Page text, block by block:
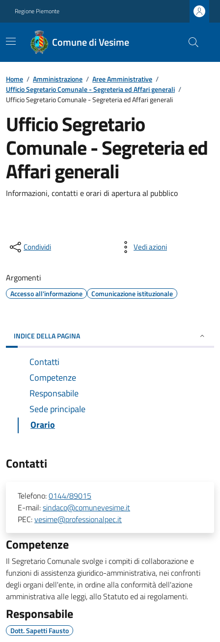
Regione Piemonte
Comune di Vesime
Home / Amministrazione / Aree Amministrative /
Ufficio Segretario Comunale - Segreteria ed Affari generali /
Ufficio Segretario Comunale - Segreteria ed Affari generali
Ufficio Segretario
Comunale - Segreteria ed
Affari generali
Informazioni, contatti e orari di apertura al pubblico
Condividi Vedi azioni
Argomenti
Accesso all'informazione Comunicazione istituzionale
INDICE DELLA PAGINA
Contatti
Competenze
Responsabile
Sede principale
Orario
Contatti
Telefono:0144/89015
E-mail:sindaco@comunevesime.it
PEC:vesime@professionalpec.it
Competenze
Il Segretario Comunale svolge i compiti di collaborazione e
funzioni di assistenza giuridico-amministrativa, nei confronti
degli organi dell'ente, in ordine alla conformità dell'azione
amministrativa alle leggi, allo Statuto ed ai regolamenti.
Responsabile
Dott. Sapetti Fausto